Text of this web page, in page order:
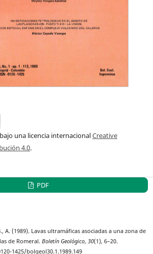
una licencia internacionalCreative
4.0.
PDF
A. (1989). Lavas ultramáficas asociadas a una zona de
de Romeral.Boletín Geológico,30(1), 6–20.
1425/bolgeol30.1.1989.149